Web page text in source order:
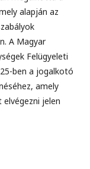
alapján az
A Magyar
Felügyeleti
ben a jogalkotó
amely
jelen